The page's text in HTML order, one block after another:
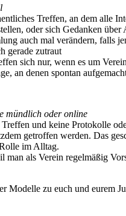
Treffen, an dem alle
oder sich Gedanken über
auch mal verändern, falls
gerade zutraut
sich nur, wenn es um
an denen spontan
mündlich oder online
und keine Protokolle
getroffen werden. Das
im Alltag.
als Verein regelmäßig
Modelle zu euch und eurem